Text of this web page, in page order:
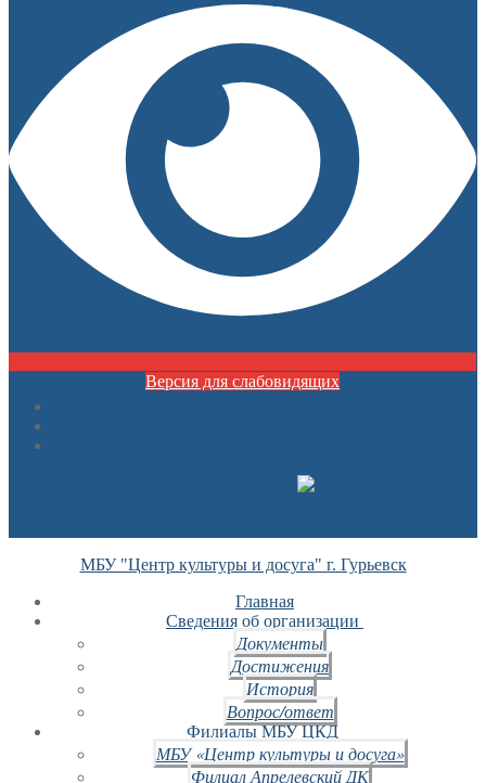
Версия для слабовидящих
МБУ "Центр культуры и досуга" г. Гурьевск
Главная
Сведения об организации
Документы
Достижения
История
Вопрос/ответ
Филиалы МБУ ЦКД
МБУ «Центр культуры и досуга»
Филиал Апрелевский ДК